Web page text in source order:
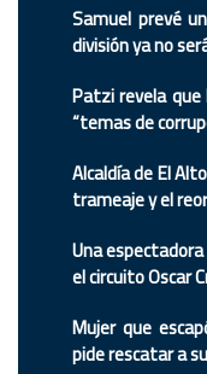
Samuel prevé
división ya no
Patzi revela
“temas de
Alcaldía de El
trameaje y el
Una
el circuito Oscar
Mujer que
pide rescatar a